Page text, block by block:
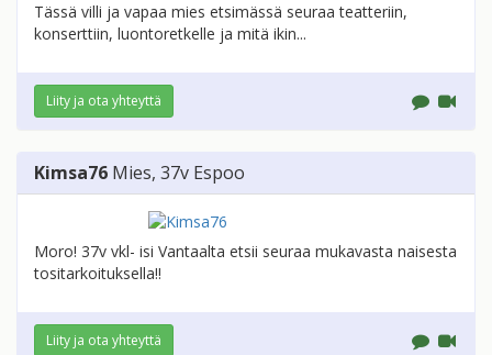
Tässä villi ja vapaa mies etsimässä seuraa teatteriin,
konserttiin, luontoretkelle ja mitä ikin...
Liity ja ota yhteyttä
Kimsa76 Mies, 37v Espoo
Moro! 37v vkl- isi Vantaalta etsii seuraa mukavasta naisesta
tositarkoituksella!!
Liity ja ota yhteyttä